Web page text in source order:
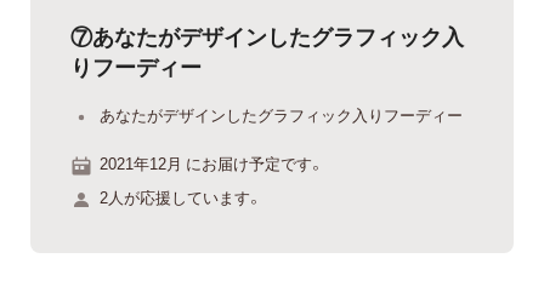
⑦あなたがデザインしたグラフィック入
りフーディー
あなたがデザインしたグラフィック入りフーディー
2021年12月 にお届け予定です。
2人が応援しています。